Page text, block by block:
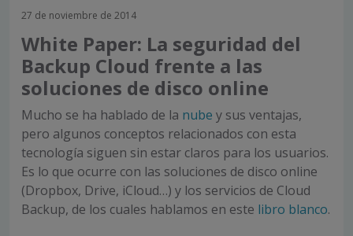
27 de noviembre de 2014
White Paper: La seguridad del
Backup Cloud frente a las
soluciones de disco online
Mucho se ha hablado de la nube y sus ventajas,
pero algunos conceptos relacionados con esta
tecnología siguen sin estar claros para los usuarios.
Es lo que ocurre con las soluciones de disco online
(Dropbox, Drive, iCloud…) y los servicios de Cloud
Backup, de los cuales hablamos en este libro blanco.